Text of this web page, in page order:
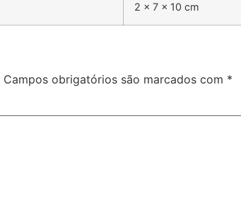
2 × 7 × 10 cm
Campos obrigatórios são marcados com *